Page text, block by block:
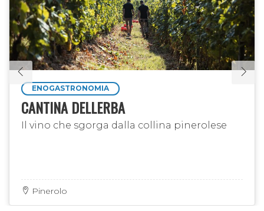
ENOGASTRONOMIA
CANTINA DELLERBA
Il vino che sgorga dalla collina pinerolese
Pinerolo